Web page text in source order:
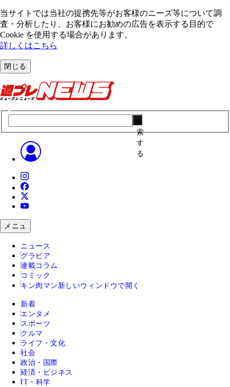
当サイトでは当社の提携先等がお客様のニーズ等について調
査・分析したり、お客様にお勧めの広告を表⽰する⽬的で
Cookie を使⽤する場合があります。
詳しくはこちら
閉じる
索
す
る
メニュ
ニュース
グラビア
連載コラム
コミック
キン肉マン 新しいウィンドウで開く
新着
エンタメ
スポーツ
クルマ
ライフ・文化
社会
政治・国際
経済・ビジネス
IT・科学